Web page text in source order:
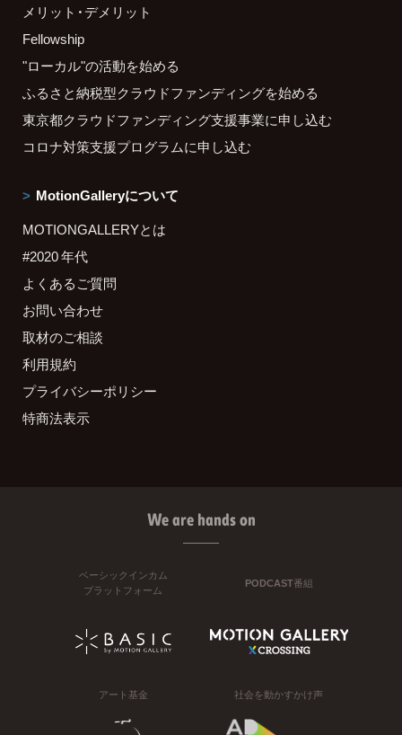
メリット・デメリット
Fellowship
"ローカル"の活動を始める
ふるさと納税型クラウドファンディングを始める
東京都クラウドファンディング支援事業に申し込む
コロナ対策支援プログラムに申し込む
MotionGalleryについて
MOTIONGALLERYとは
#2020 年代
よくあるご質問
お問い合わせ
取材のご相談
利用規約
プライバシーポリシー
特商法表示
We are hands on
ベーシックインカム
プラットフォーム
PODCAST番組
アート基金 社会を動かすかけ声